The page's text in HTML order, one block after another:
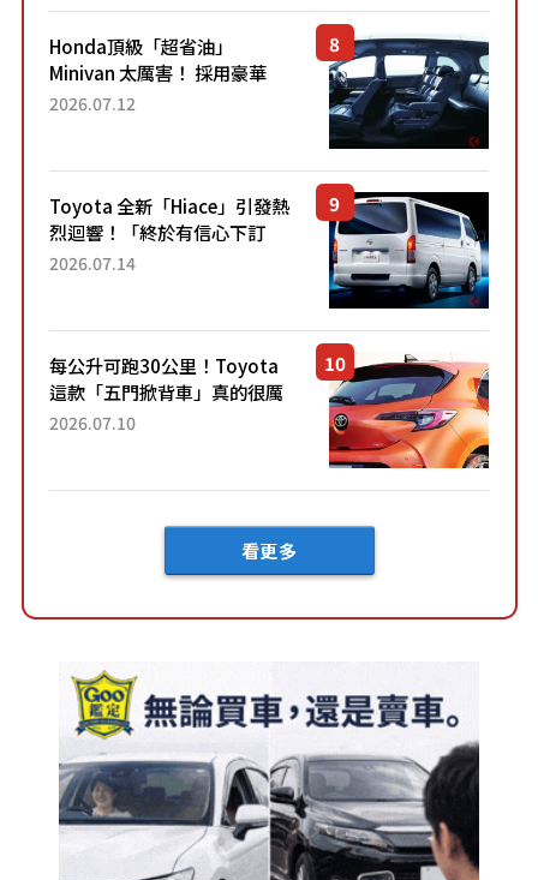
Honda頂級「超省油」
Minivan 太厲害！ 採用豪華
「真皮座椅」與專屬「黑色內
「三...
2026.07.12
Toyota 全新「Hiace」引發熱
烈迴響！「終於有信心下訂
了！」「哪個等級交車最
車？...
2026.07.14
每公升可跑30公里！Toyota
這款「五門掀背車」真的很厲
害！ 擁有全長4.3公尺的「剛剛
2026.07.10
看更多